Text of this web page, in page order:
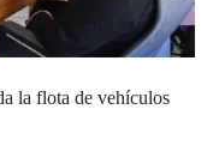
la flota de vehículos